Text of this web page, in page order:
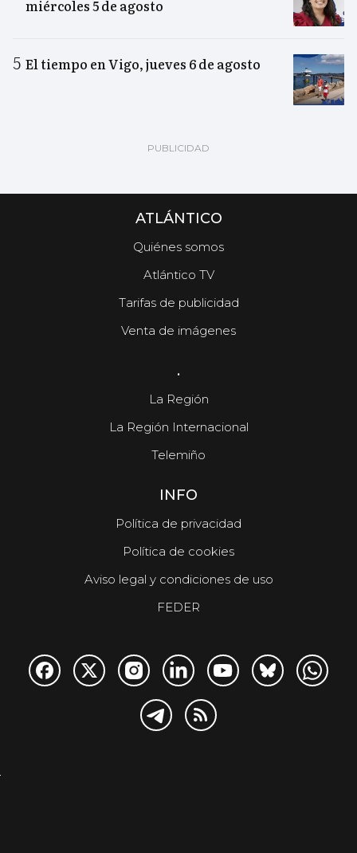
miércoles 5 de agosto
El tiempo en Vigo, jueves 6 de agosto
ATLÁNTICO
Quiénes somos
Atlántico TV
Tarifas de publicidad
Venta de imágenes
.
La Región
La Región Internacional
Telemiño
INFO
Política de privacidad
Política de cookies
Aviso legal y condiciones de uso
FEDER